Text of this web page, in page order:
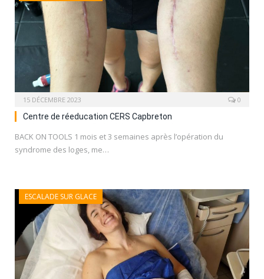
15 DÉCEMBRE 2023 0
Centre de réeducation CERS Capbreton
BACK ON TOOLS 1 mois et 3 semaines après l’opération du
syndrome des loges, me…
ESCALADE SUR GLACE